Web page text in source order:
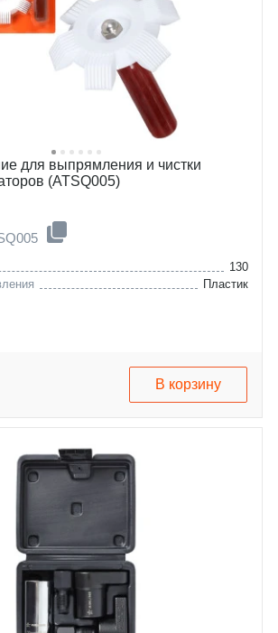
для выпрямления и чистки
(ATSQ005)
130
Пластик
В корзину